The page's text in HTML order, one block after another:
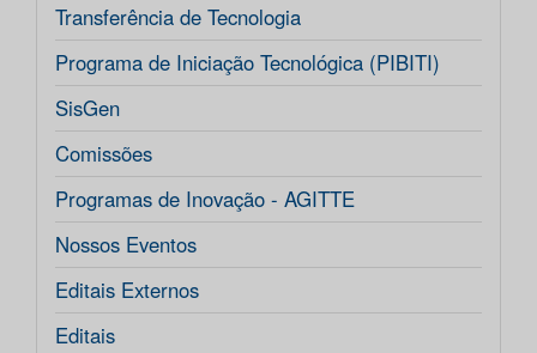
Transferência de Tecnologia
Programa de Iniciação Tecnológica (PIBITI)
SisGen
Comissões
Programas de Inovação - AGITTE
Nossos Eventos
Editais Externos
Editais